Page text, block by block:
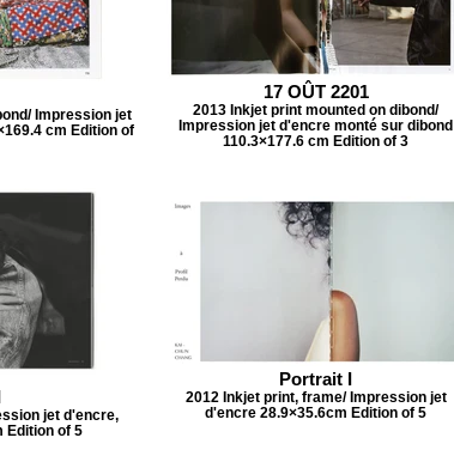
Impression jet
cm Edition of
17 OÛT 2201
2013 Inkjet print mounted on dibond/
Impression jet d'encre monté sur dibond
110.3×177.6 cm Edition of 3
jet d'encre,
Edition of 5
Portrait I
2012 Inkjet print, frame/ Impression jet
d'encre 28.9×35.6cm Edition of 5